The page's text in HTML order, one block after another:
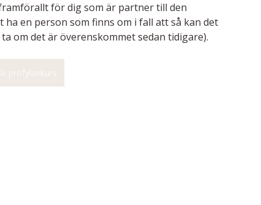
för dig som är partner till den
en person som finns om i fall att så kan det
om det är överenskommet sedan tidigare).